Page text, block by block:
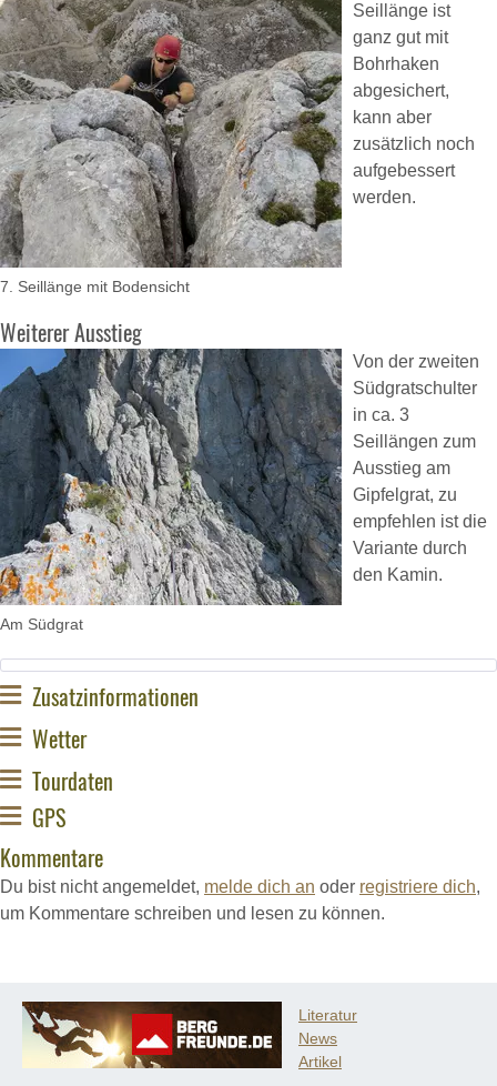
7. Seillänge mit Bodensicht
Seillänge ist
ganz gut mit
Bohrhaken
abgesichert,
kann aber
zusätzlich noch
aufgebessert
werden.
Weiterer Ausstieg
Am Südgrat
Von der zweiten
Südgratschulter
in ca. 3
Seillängen zum
Ausstieg am
Gipfelgrat, zu
empfehlen ist die
Variante durch
den Kamin.
Zusatzinformationen
Wetter
Tourdaten
GPS
Kommentare
Du bist nicht angemeldet, melde dich an oder registriere dich,
um Kommentare schreiben und lesen zu können.
Literatur
News
Artikel